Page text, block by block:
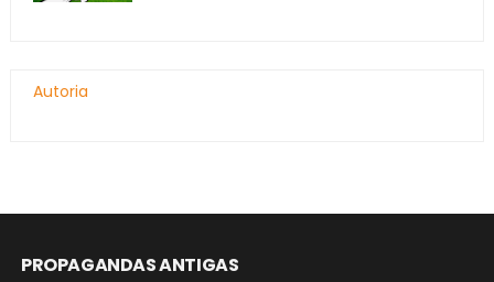
Autoria
PROPAGANDAS ANTIGAS